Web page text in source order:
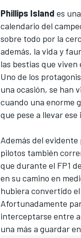
Phillips Island es
calendario del
sobre todo por la
además, la vida y
las bestias que
Uno de los
una ocasión, se han
cuando una enorme
que pese a llevar
Además del evidente
pilotos también
que durante el FP1
en su camino en
hubiera convertido
Afortunadamente
interceptarse entre
una más a guardar